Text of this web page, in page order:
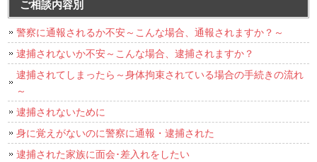
ご相談内容別
警察に通報されるか不安～こんな場合、通報されますか？～
逮捕されないか不安～こんな場合、逮捕されますか？
逮捕されてしまったら～身体拘束されている場合の手続きの流れ
～
逮捕されないために
身に覚えがないのに警察に通報・逮捕された
逮捕された家族に面会･差入れをしたい